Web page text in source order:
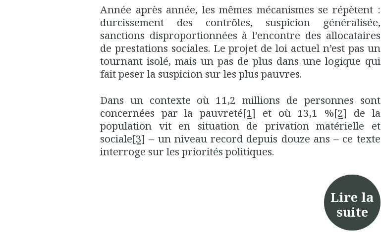
Année après année, les mêmes mécanismes se répètent :
durcissement des contrôles, suspicion généralisée,
sanctions disproportionnées à l’encontre des allocataires
de prestations sociales. Le projet de loi actuel n’est pas un
tournant isolé, mais un pas de plus dans une logique qui
fait peser la suspicion sur les plus pauvres.
Dans un contexte où 11,2 millions de personnes sont
concernées par la pauvreté[1] et où 13,1 %[2] de la
population vit en situation de privation matérielle et
sociale[3] – un niveau record depuis douze ans – ce texte
interroge sur les priorités politiques.
Lire la
suite